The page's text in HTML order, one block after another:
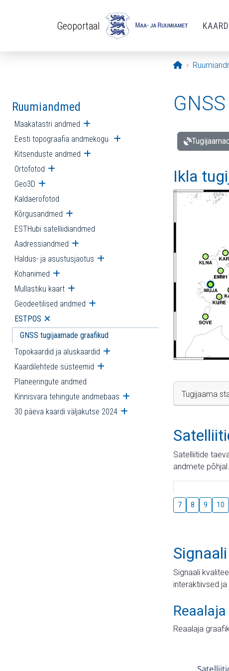
Geoportaal
Avaleht
Ruumiandmed
Maakatastri andmed Ava alammenüü
Eesti topograafia andmekogu Ava alammenüü
Kitsenduste andmed Ava alammenüü
Ortofotod Ava alammenüü
Geo3D Ava alammenüü
Kaldaerofotod
Kõrgusandmed Ava alammenüü
ESTHubi satelliidiandmed
Aadressiandmed Ava alammenüü
Haldus- ja asustusjaotus Ava alammenüü
Kohanimed Ava alammenüü
Mullastiku kaart Ava alammenüü
Geodeetilised andmed Ava alammenüü
ESTPOS Ava alammenüü
GNSS tugijaamade graafikud
Topokaardid ja aluskaardid Ava alammenüü
Kaardilehtede süsteemid Ava alammenüü
Planeeringute andmed
Kinnisvara tehingute andmebaas Ava alammenüü
30 päeva kaardi väljakutse 2024 Ava alammenüü
Ikla
Tugijaama
Satelliitide
andmete
7 8 9 10
Signaali
interaktiivsed
Reaalaja